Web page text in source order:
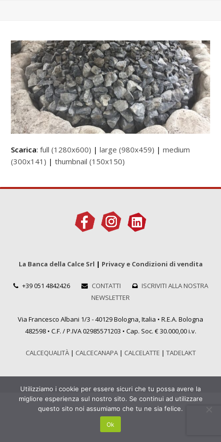
Scarica:full (1280x600) |large (980x459) |medium
(300x141) |thumbnail (150x150)
La Banca della Calce Srl | Privacy e Condizioni di vendita
+39 051 4842426 CONTATTI
ISCRIVITI ALLA NOSTRA
NEWSLETTER
Via Francesco Albani 1/3 - 40129 Bologna, Italia • R.E.A. Bologna
482598 • C.F. / P.IVA 02985571203 • Cap. Soc. € 30.000,00 i.v.
CALCEQUALITÀ| CALCECANAPA| CALCELATTE | TADELAKT
Utilizziamo i cookie per essere sicuri che tu possa avere la
migliore esperienza sul nostro sito. Se continui ad utilizzare
questo sito noi assumiamo che tu ne sia felice.
Ok